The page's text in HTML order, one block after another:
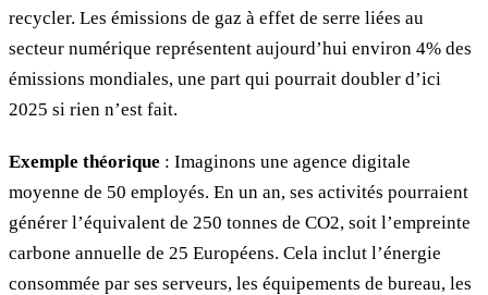
recycler. Les émissions de gaz à effet de serre liées au
secteur numérique représentent aujourd’hui environ 4% des
émissions mondiales, une part qui pourrait doubler d’ici
2025 si rien n’est fait.
Exemple théorique : Imaginons une agence digitale
moyenne de 50 employés. En un an, ses activités pourraient
générer l’équivalent de 250 tonnes de CO2, soit l’empreinte
carbone annuelle de 25 Européens. Cela inclut l’énergie
consommée par ses serveurs, les équipements de bureau, les